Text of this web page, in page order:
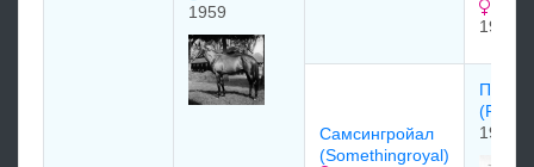
1959
1940
Самсингрoйал
(Somethingroyal)
1940